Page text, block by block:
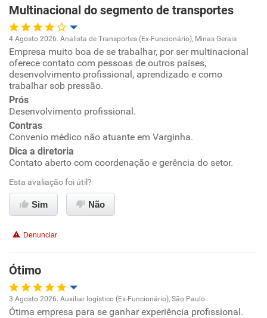
Ambiente de trabalho
Conciliação com a vida familiar
Benefícios
Recomenda esta empresa
Não recomenda a diretoria
Multinacional do segmento de transportes
Oportunidade de promoção
Ambiente de trabalho
Conciliação com a vida familiar
Benefícios
4 Agosto 2026. Analista de Transportes (Ex-Funcionário), Minas Gerais
Empresa muito boa de se trabalhar, por ser multinacional
oferece contato com pessoas de outros países,
desenvolvimento profissional, aprendizado e como
trabalhar sob pressão.
Prós
Desenvolvimento profissional.
Contras
Convenio médico não atuante em Varginha.
Dica a diretoria
Contato aberto com coordenação e gerência do setor.
Esta avaliação foi útil?
Sim Não
Denunciar
Ótimo
Oportunidade de promoção
3 Agosto 2026. Auxiliar logístico (Ex-Funcionário), São Paulo
Ótima empresa para se ganhar experiência profissional.